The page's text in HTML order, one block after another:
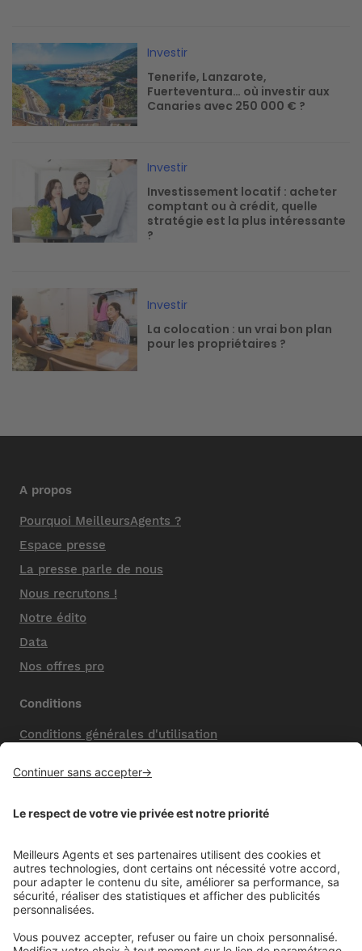
Image
Investir
Tenerife, Lanzarote,
Fuerteventura… où investir aux
Canaries avec 250 000 € ?
Investir
Investissement locatif : acheter
comptant ou à crédit, quelle
stratégie est la plus intéressante
?
Image
Investir
La colocation : un vrai bon plan
pour les propriétaires ?
A propos
Pourquoi MeilleursAgents ?
Espace presse
La presse parle de nous
Nous recrutons !
Notre édito
Data
Nos offres pro
Conditions
Conditions générales d'utilisation
Nos honoraires de vente
Politique de confidentialité
Mentions comparateur
Aide